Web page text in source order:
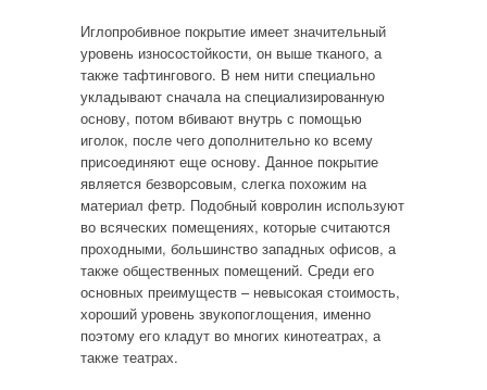
Иглопробивное покрытие имеет значительный
уровень износостойкости, он выше тканого, а
также тафтингового. В нем нити специально
укладывают сначала на специализированную
основу, потом вбивают внутрь с помощью
иголок, после чего дополнительно ко всему
присоединяют еще основу. Данное покрытие
является безворсовым, слегка похожим на
материал фетр. Подобный ковролин используют
во всяческих помещениях, которые считаются
проходными, большинство западных офисов, а
также общественных помещений. Среди его
основных преимуществ – невысокая стоимость,
хороший уровень звукопоглощения, именно
поэтому его кладут во многих кинотеатрах, а
также театрах.